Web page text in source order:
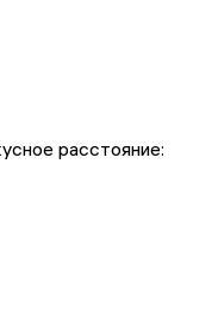
расстояние: